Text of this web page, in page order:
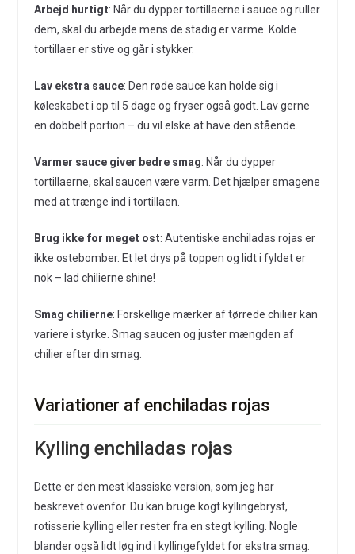
Arbejd hurtigt: Når du dypper tortillaerne i sauce og ruller
dem, skal du arbejde mens de stadig er varme. Kolde
tortillaer er stive og går i stykker.
Lav ekstra sauce: Den røde sauce kan holde sig i
køleskabet i op til 5 dage og fryser også godt. Lav gerne
en dobbelt portion – du vil elske at have den stående.
Varmer sauce giver bedre smag: Når du dypper
tortillaerne, skal saucen være varm. Det hjælper smagene
med at trænge ind i tortillaen.
Brug ikke for meget ost: Autentiske enchiladas rojas er
ikke ostebomber. Et let drys på toppen og lidt i fyldet er
nok – lad chilierne shine!
Smag chilierne: Forskellige mærker af tørrede chilier kan
variere i styrke. Smag saucen og juster mængden af
chilier efter din smag.
Variationer af enchiladas rojas
Kylling enchiladas rojas
Dette er den mest klassiske version, som jeg har
beskrevet ovenfor. Du kan bruge kogt kyllingebryst,
rotisserie kylling eller rester fra en stegt kylling. Nogle
blander også lidt løg ind i kyllingefyldet for ekstra smag.